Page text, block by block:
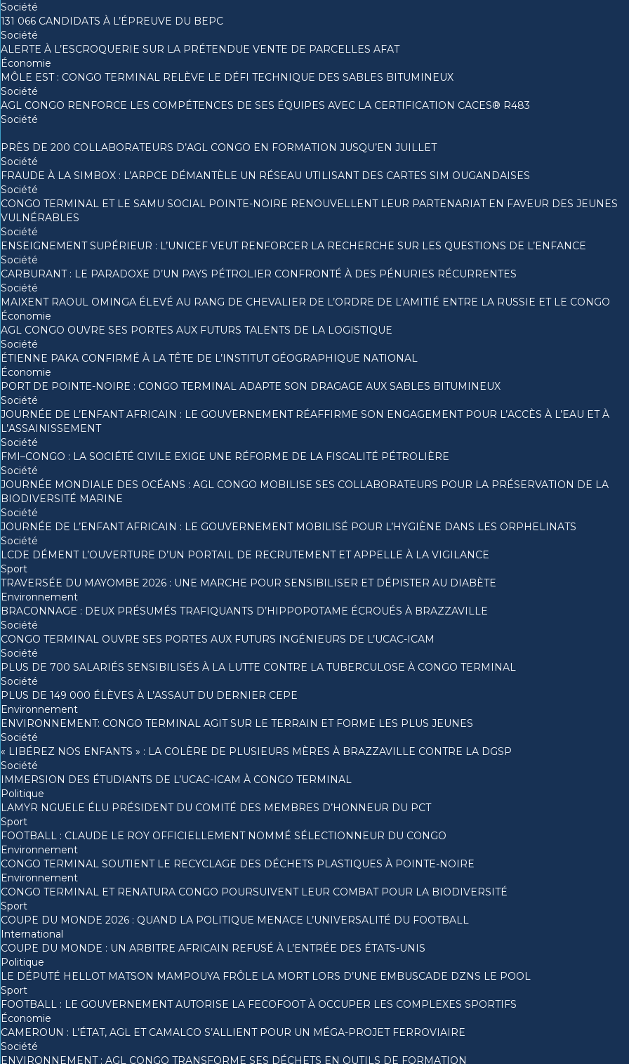
Société
131 066 CANDIDATS À L’ÉPREUVE DU BEPC
Société
ALERTE À L’ESCROQUERIE SUR LA PRÉTENDUE VENTE DE PARCELLES AFAT
Économie
MÔLE EST : CONGO TERMINAL RELÈVE LE DÉFI TECHNIQUE DES SABLES BITUMINEUX
Société
AGL CONGO RENFORCE LES COMPÉTENCES DE SES ÉQUIPES AVEC LA CERTIFICATION CACES® R483
Société
PRÈS DE 200 COLLABORATEURS D’AGL CONGO EN FORMATION JUSQU’EN JUILLET
Société
FRAUDE À LA SIMBOX : L’ARPCE DÉMANTÈLE UN RÉSEAU UTILISANT DES CARTES SIM OUGANDAISES
Société
CONGO TERMINAL ET LE SAMU SOCIAL POINTE-NOIRE RENOUVELLENT LEUR PARTENARIAT EN FAVEUR DES JEUNES
VULNÉRABLES
Société
ENSEIGNEMENT SUPÉRIEUR : L’UNICEF VEUT RENFORCER LA RECHERCHE SUR LES QUESTIONS DE L’ENFANCE
Société
CARBURANT : LE PARADOXE D’UN PAYS PÉTROLIER CONFRONTÉ À DES PÉNURIES RÉCURRENTES
Société
MAIXENT RAOUL OMINGA ÉLEVÉ AU RANG DE CHEVALIER DE L’ORDRE DE L’AMITIÉ ENTRE LA RUSSIE ET LE CONGO
Économie
AGL CONGO OUVRE SES PORTES AUX FUTURS TALENTS DE LA LOGISTIQUE
Société
ÉTIENNE PAKA CONFIRMÉ À LA TÊTE DE L’INSTITUT GÉOGRAPHIQUE NATIONAL
Économie
PORT DE POINTE-NOIRE : CONGO TERMINAL ADAPTE SON DRAGAGE AUX SABLES BITUMINEUX
Société
JOURNÉE DE L’ENFANT AFRICAIN : LE GOUVERNEMENT RÉAFFIRME SON ENGAGEMENT POUR L’ACCÈS À L’EAU ET À
L’ASSAINISSEMENT
Société
FMI–CONGO : LA SOCIÉTÉ CIVILE EXIGE UNE RÉFORME DE LA FISCALITÉ PÉTROLIÈRE
Société
JOURNÉE MONDIALE DES OCÉANS : AGL CONGO MOBILISE SES COLLABORATEURS POUR LA PRÉSERVATION DE LA
BIODIVERSITÉ MARINE
Société
JOURNÉE DE L’ENFANT AFRICAIN : LE GOUVERNEMENT MOBILISÉ POUR L’HYGIÈNE DANS LES ORPHELINATS
Société
LCDE DÉMENT L’OUVERTURE D’UN PORTAIL DE RECRUTEMENT ET APPELLE À LA VIGILANCE
Sport
TRAVERSÉE DU MAYOMBE 2026 : UNE MARCHE POUR SENSIBILISER ET DÉPISTER AU DIABÈTE
Environnement
BRACONNAGE : DEUX PRÉSUMÉS TRAFIQUANTS D’HIPPOPOTAME ÉCROUÉS À BRAZZAVILLE
Société
CONGO TERMINAL OUVRE SES PORTES AUX FUTURS INGÉNIEURS DE L’UCAC-ICAM
Société
PLUS DE 700 SALARIÉS SENSIBILISÉS À LA LUTTE CONTRE LA TUBERCULOSE À CONGO TERMINAL
Société
PLUS DE 149 000 ÉLÈVES À L’ASSAUT DU DERNIER CEPE
Environnement
ENVIRONNEMENT: CONGO TERMINAL AGIT SUR LE TERRAIN ET FORME LES PLUS JEUNES
Société
« LIBÉREZ NOS ENFANTS » : LA COLÈRE DE PLUSIEURS MÈRES À BRAZZAVILLE CONTRE LA DGSP
Société
IMMERSION DES ÉTUDIANTS DE L’UCAC-ICAM À CONGO TERMINAL
Politique
LAMYR NGUELE ÉLU PRÉSIDENT DU COMITÉ DES MEMBRES D’HONNEUR DU PCT
Sport
FOOTBALL : CLAUDE LE ROY OFFICIELLEMENT NOMMÉ SÉLECTIONNEUR DU CONGO
Environnement
CONGO TERMINAL SOUTIENT LE RECYCLAGE DES DÉCHETS PLASTIQUES À POINTE-NOIRE
Environnement
CONGO TERMINAL ET RENATURA CONGO POURSUIVENT LEUR COMBAT POUR LA BIODIVERSITÉ
Sport
COUPE DU MONDE 2026 : QUAND LA POLITIQUE MENACE L’UNIVERSALITÉ DU FOOTBALL
International
COUPE DU MONDE : UN ARBITRE AFRICAIN REFUSÉ À L’ENTRÉE DES ÉTATS-UNIS
Politique
LE DÉPUTÉ HELLOT MATSON MAMPOUYA FRÔLE LA MORT LORS D’UNE EMBUSCADE DZNS LE POOL
Sport
FOOTBALL : LE GOUVERNEMENT AUTORISE LA FECOFOOT À OCCUPER LES COMPLEXES SPORTIFS
Économie
CAMEROUN : L’ÉTAT, AGL ET CAMALCO S’ALLIENT POUR UN MÉGA-PROJET FERROVIAIRE
Société
ENVIRONNEMENT : AGL CONGO TRANSFORME SES DÉCHETS EN OUTILS DE FORMATION